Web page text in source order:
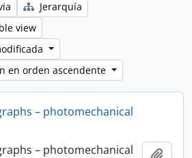
Jerarquía
view
en orden ascendente
– photomechanical
– photomechanical